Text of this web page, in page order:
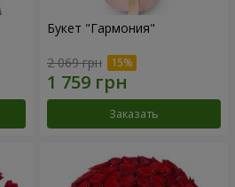
Букет "Гармония"
2 069 грн
Заказать